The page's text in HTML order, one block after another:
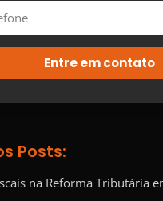
Entre em contato
Posts:
na Reforma Tributária